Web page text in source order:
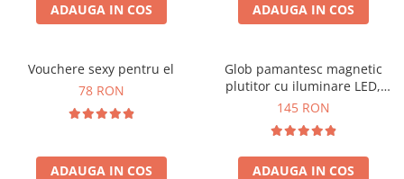
ADAUGA IN COS ADAUGA IN COS
Vouchere sexy pentru el
78 RON
ADAUGA IN COS
Glob pamantesc magnetic
plutitor cu iluminare LED,
Forma C
145 RON
ADAUGA IN COS